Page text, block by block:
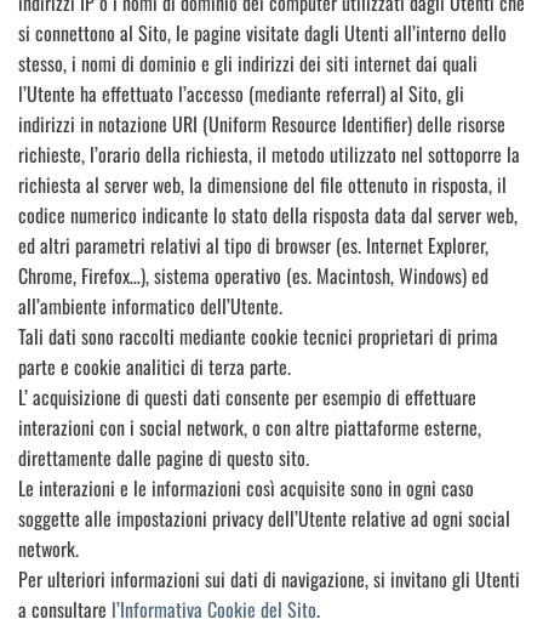
si connettono al Sito, le pagine visitate dagli Utenti all’interno dello
stesso, i nomi di dominio e gli indirizzi dei siti internet dai quali
l’Utente ha effettuato l’accesso (mediante referral) al Sito, gli
indirizzi in notazione URI (Uniform Resource Identifier) delle risorse
richieste, l’orario della richiesta, il metodo utilizzato nel sottoporre la
richiesta al server web, la dimensione del file ottenuto in risposta, il
codice numerico indicante lo stato della risposta data dal server web,
ed altri parametri relativi al tipo di browser (es. Internet Explorer,
Chrome, Firefox…), sistema operativo (es. Macintosh, Windows) ed
all’ambiente informatico dell’Utente.
Tali dati sono raccolti mediante cookie tecnici proprietari di prima
parte e cookie analitici di terza parte.
L’ acquisizione di questi dati consente per esempio di effettuare
interazioni con i social network, o con altre piattaforme esterne,
direttamente dalle pagine di questo sito.
Le interazioni e le informazioni così acquisite sono in ogni caso
soggette alle impostazioni privacy dell’Utente relative ad ogni social
network.
Per ulteriori informazioni sui dati di navigazione, si invitano gli Utenti
a consultare l’Informativa Cookie del Sito.